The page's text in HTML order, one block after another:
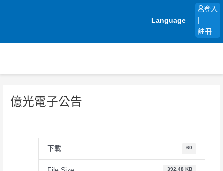
Language
登入
註冊
億光電子公告
下載 60
392.48 KB